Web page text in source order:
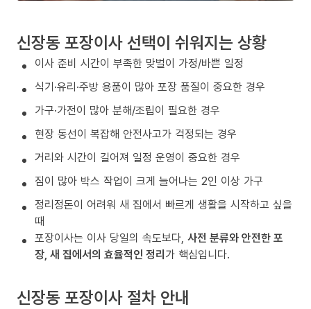
신장동 포장이사 선택이 쉬워지는 상황
이사 준비 시간이 부족한 맞벌이 가정/바쁜 일정
식기·유리·주방 용품이 많아 포장 품질이 중요한 경우
가구·가전이 많아 분해/조립이 필요한 경우
현장 동선이 복잡해 안전사고가 걱정되는 경우
거리와 시간이 길어져 일정 운영이 중요한 경우
짐이 많아 박스 작업이 크게 늘어나는 2인 이상 가구
정리정돈이 어려워 새 집에서 빠르게 생활을 시작하고 싶을
때
포장이사는 이사 당일의 속도보다, 사전 분류와 안전한 포
장, 새 집에서의 효율적인 정리가 핵심입니다.
신장동 포장이사 절차 안내